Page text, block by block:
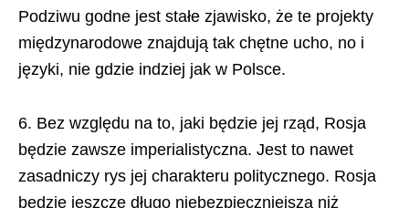
Podziwu godne jest stałe zjawisko, że te projekty
międzynarodowe znajdują tak chętne ucho, no i
języki, nie gdzie indziej jak w Polsce.
6. Bez względu na to, jaki będzie jej rząd, Rosja
będzie zawsze imperialistyczna. Jest to nawet
zasadniczy rys jej charakteru politycznego. Rosja
będzie jeszcze długo niebezpieczniejsza niż